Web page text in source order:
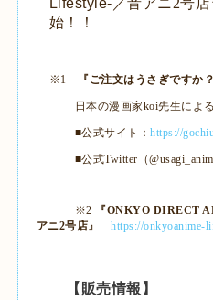
始！！
※1 『ご注文はうさぎですか？
日本の漫画家koi先生による
■公式サイト：https://
■公式Twitter （
※2 『ONKYO DIRECT
アニ2号店』https://onkyoanime-
【販売情報】